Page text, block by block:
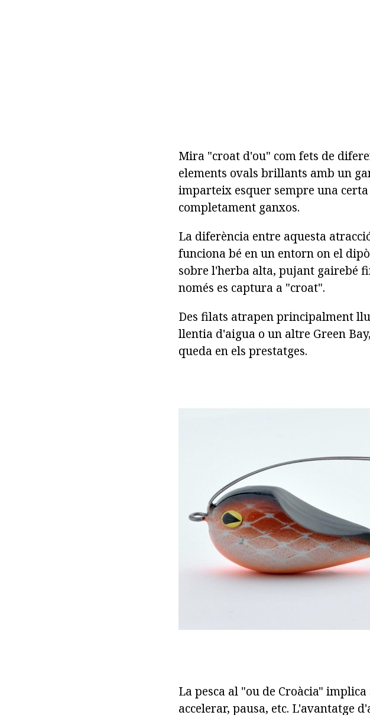
Mira "croat d'ou" com fets de
elements ovals brillants amb un
imparteix esquer sempre una
completament ganxos.
La diferència entre aquesta
funciona bé en un entorn on el
sobre l'herba alta, pujant gairebé
només es captura a "croat".
Des filats atrapen principalment
llentia d'aigua o un altre Green
queda en els prestatges.
La pesca al "ou de Croàcia"
accelerar, pausa, etc. L'avantatge